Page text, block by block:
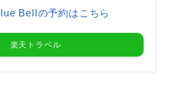
Bellの予約はこちら
楽天トラベル